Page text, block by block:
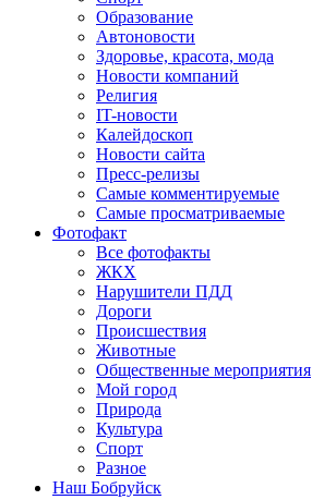
Образование
Автоновости
Здоровье, красота, мода
Новости компаний
Религия
IT-новости
Калейдоскоп
Новости сайта
Пресс-релизы
Самые комментируемые
Самые просматриваемые
Фотофакт
Все фотофакты
ЖКХ
Нарушители ПДД
Дороги
Происшествия
Животные
Общественные мероприятия
Мой город
Природа
Культура
Спорт
Разное
Наш Бобруйск